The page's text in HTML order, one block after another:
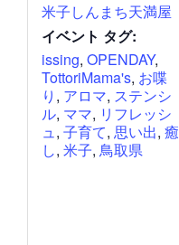
米子しんまち天満屋
イベント タグ:
issing, OPENDAY,
TottoriMama's, お喋
り , アロマ, ステンシ
ル, ママ, リフレッシ
ュ, 子育て, 思い出, 癒
し, 米子, 鳥取県